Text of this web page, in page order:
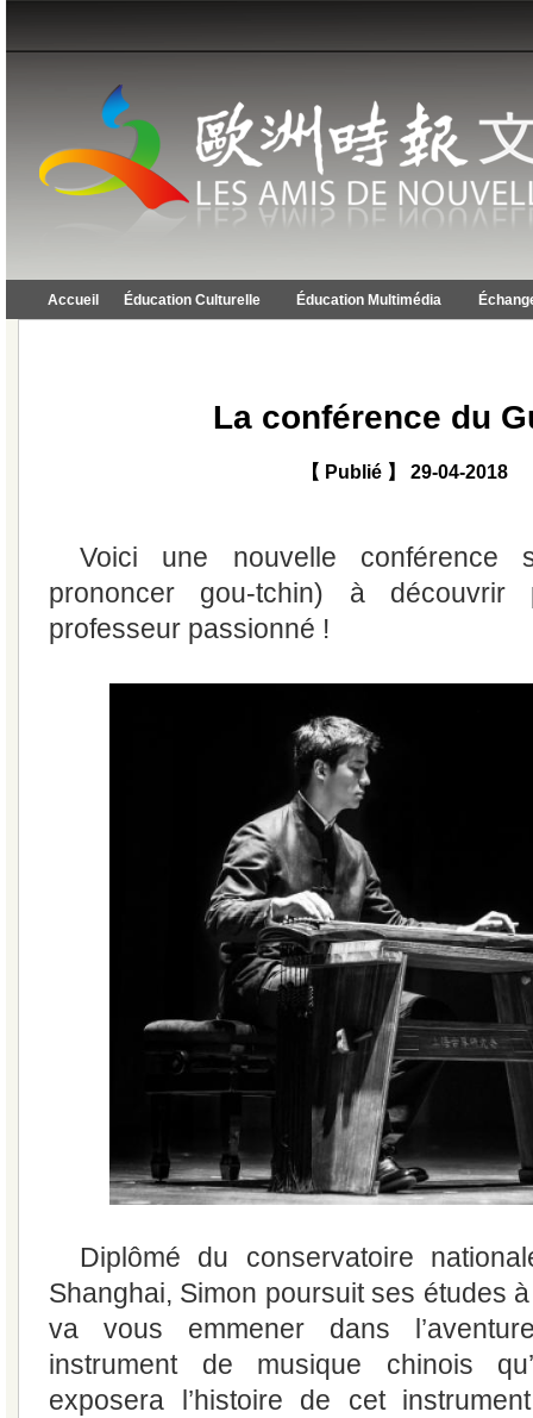
Accueil Éducation Culturelle Éducation Multimédia
La conférence du
【 Publié 】 29-04-2018
Voici une nouvelle
prononcer gou-tchin) à
professeur passionné !
Diplômé du conservatoire
Shanghai, Simon poursuit ses études
va vous emmener dans
instrument de musique chinois
exposera l’histoire de cet